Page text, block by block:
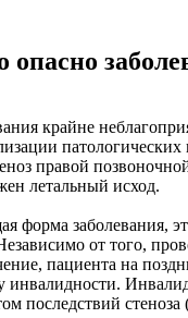
опасно
крайне
правой
летальный исход.
форма заболевания,
от того,
пациента на
инвалидности.
последствий